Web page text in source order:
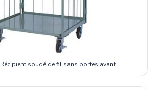
Récipient soudé de fil sans portes avant.